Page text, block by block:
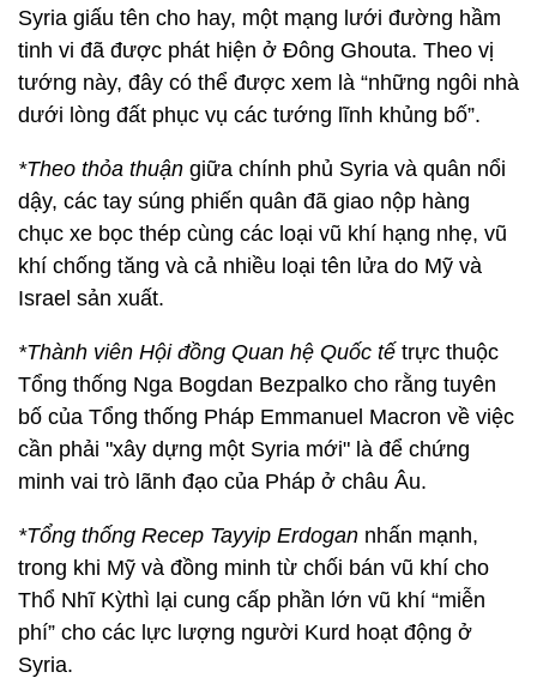
Syria giấu tên cho hay, một mạng lưới đường hầm
tinh vi đã được phát hiện ở Đông Ghouta. Theo vị
tướng này, đây có thể được xem là “những ngôi nhà
dưới lòng đất phục vụ các tướng lĩnh khủng bố”.
*Theo thỏa thuận giữa chính phủ Syria và quân nổi
dậy, các tay súng phiến quân đã giao nộp hàng
chục xe bọc thép cùng các loại vũ khí hạng nhẹ, vũ
khí chống tăng và cả nhiều loại tên lửa do Mỹ và
Israel sản xuất.
*Thành viên Hội đồng Quan hệ Quốc tế trực thuộc
Tổng thống Nga Bogdan Bezpalko cho rằng tuyên
bố của Tổng thống Pháp Emmanuel Macron về việc
cần phải "xây dựng một Syria mới" là để chứng
minh vai trò lãnh đạo của Pháp ở châu Âu.
*Tổng thống Recep Tayyip Erdogan nhấn mạnh,
trong khi Mỹ và đồng minh từ chối bán vũ khí cho
Thổ Nhĩ Kỳthì lại cung cấp phần lớn vũ khí “miễn
phí” cho các lực lượng người Kurd hoạt động ở
Syria.